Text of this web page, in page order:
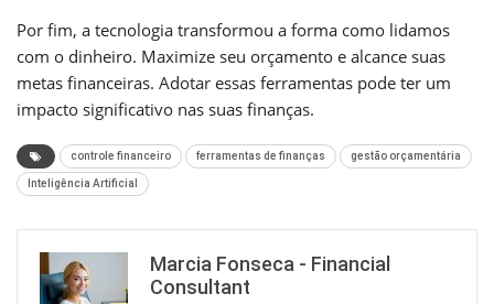
Por fim, a tecnologia transformou a forma como lidamos
com o dinheiro. Maximize seu orçamento e alcance suas
metas financeiras. Adotar essas ferramentas pode ter um
impacto significativo nas suas finanças.
controle financeiro ferramentas de finanças gestão orçamentária
Inteligência Artificial
Marcia Fonseca - Financial
Consultant